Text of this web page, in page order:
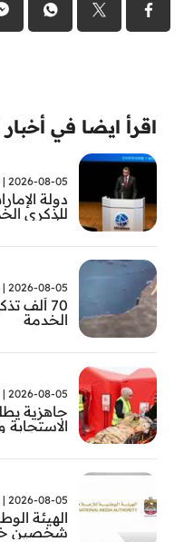
اقرأ ايضا في أخبار
2026-08-05 | 12:23
دولة
للذكرى
2026-08-05 | 12:22
70 ألف
الخدمة
2026-08-05 | 12:21
جاهزية
2026-08-05 | 12:20
الهيئة
شخصين